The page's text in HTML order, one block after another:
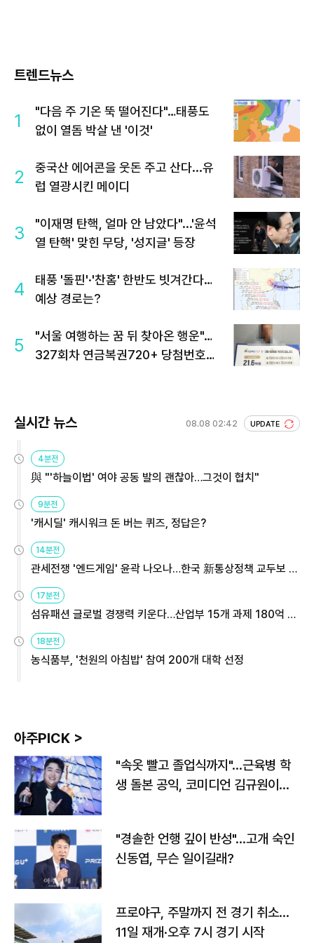
트렌드뉴스
1
"다음 주 기온 뚝 떨어진다"…태풍도
없이 열돔 박살 낸 '이것'
2
중국산 에어콘을 웃돈 주고 산다...유
럽 열광시킨 메이디
3
"이재명 탄핵, 얼마 안 남았다"...'윤석
열 탄핵' 맞힌 무당, '성지글' 등장
4
태풍 '돌핀'·'찬홈' 한반도 빗겨간다…
예상 경로는?
5
"서울 여행하는 꿈 뒤 찾아온 행운"…
327회차 연금복권720+ 당첨번호조
실시간 뉴스 08.08 02:42 UPDATE
4분전
與 "'하늘이법' 여야 공동 발의 괜찮아…그것이 협치"
9분전
'캐시딜' 캐시워크 돈 버는 퀴즈, 정답은?
14분전
관세전쟁 '엔드게임' 윤곽 나오나…한국 新통상정책 교두보 활
용해야
17분전
섬유패션 글로벌 경쟁력 키운다…산업부 15개 과제 180억 지
원
18분전
농식품부, '천원의 아침밥' 참여 200개 대학 선정
아주PICK >
"속옷 빨고 졸업식까지"…근육병 학
생 돌본 공익, 코미디언 김규원이었
"경솔한 언행 깊이 반성"…고개 숙인
신동엽, 무슨 일이길래?
프로야구, 주말까지 전 경기 취소…
11일 재개·오후 7시 경기 시작